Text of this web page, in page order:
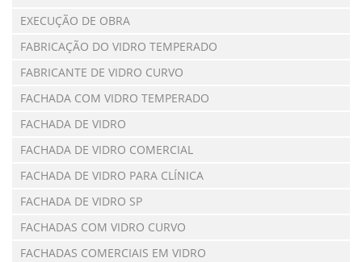
EXECUÇÃO DE OBRA
FABRICAÇÃO DO VIDRO TEMPERADO
FABRICANTE DE VIDRO CURVO
FACHADA COM VIDRO TEMPERADO
FACHADA DE VIDRO
FACHADA DE VIDRO COMERCIAL
FACHADA DE VIDRO PARA CLÍNICA
FACHADA DE VIDRO SP
FACHADAS COM VIDRO CURVO
FACHADAS COMERCIAIS EM VIDRO